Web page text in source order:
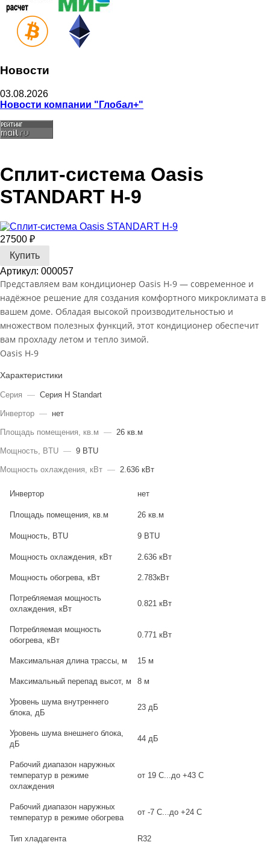
Новости
03.08.2026
Новости компании "Глобал+"
Сплит-система Oasis
STANDART H-9
27500 ₽
Артикул: 000057
Представляем вам кондиционер Oasis H-9 — современное и
надёжное решение для создания комфортного микроклимата в
вашем доме. Обладая высокой производительностью и
множеством полезных функций, этот кондиционер обеспечит
вам прохладу летом и тепло зимой.
Oasis H-9
Характеристики
Серия — Серия H Standart
Инвертор — нет
Площадь помещения, кв.м — 26 кв.м
Мощность, BTU — 9 BTU
Мощность охлаждения, кВт — 2.636 кВт
Инвертор нет
Площадь помещения, кв.м 26 кв.м
Мощность, BTU 9 BTU
Мощность охлаждения, кВт 2.636 кВт
Мощность обогрева, кВт 2.783кВт
Потребляемая мощность
охлаждения, кВт
0.821 кВт
Потребляемая мощность
обогрева, кВт
0.771 кВт
Максимальная длина трассы, м 15 м
Максимальный перепад высот, м 8 м
Уровень шума внутреннего
блока, дБ
23 дБ
Уровень шума внешнего блока,
дБ
44 дБ
Рабочий диапазон наружных
температур в режиме
охлаждения
от 19 С...до +43 С
Рабочий диапазон наружных
температур в режиме обогрева
от -7 С...до +24 С
Тип хладагента R32